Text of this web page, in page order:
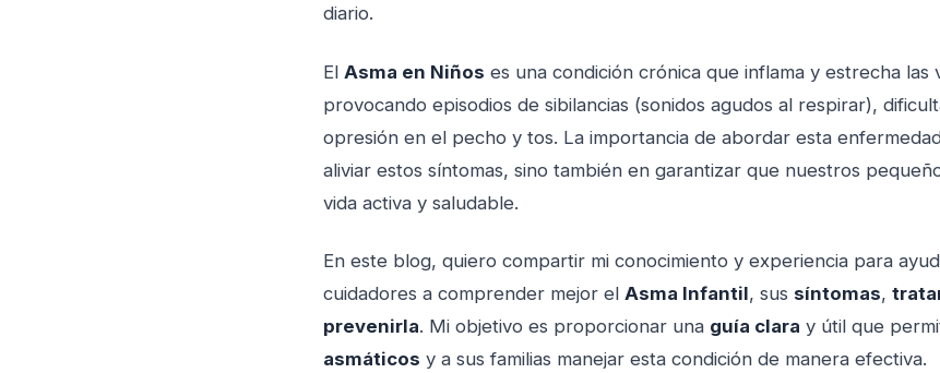
diario.
El Asma en Niños es una condición crónica que inflama y estrecha las
provocando episodios de sibilancias (sonidos agudos al respirar),
opresión en el pecho y tos. La importancia de abordar esta
aliviar estos síntomas, sino también en garantizar que nuestros
vida activa y saludable.
En este blog, quiero compartir mi conocimiento y experiencia para
cuidadores a comprender mejor el Asma Infantil, sus síntomas,
prevenirla. Mi objetivo es proporcionar una guía clara y útil que
asmáticos y a sus familias manejar esta condición de manera efectiva.